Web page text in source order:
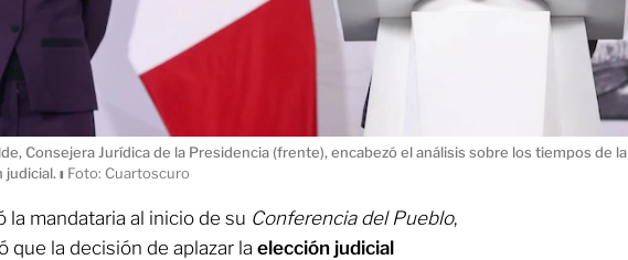
Consejera Jurídica de la Presidencia (frente), encabezó el análisis sobre los tiempos de la
judicial. ı Foto: Cuartoscuro
la mandataria al inicio de su Conferencia del Pueblo,
que la decisión de aplazar la elección judicial